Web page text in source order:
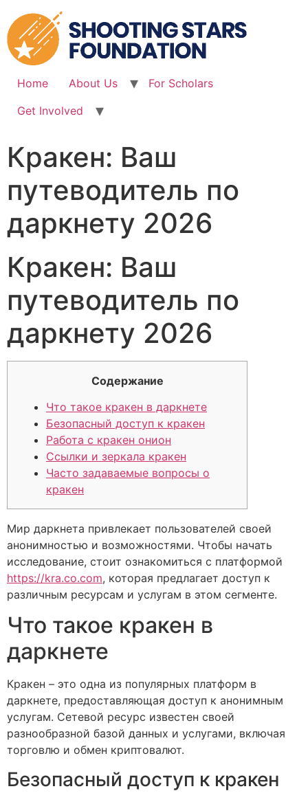
to
content
Home About Us
For Scholars
Get Involved
Кракен: Ваш
путеводитель по
даркнету 2026
Кракен: Ваш
путеводитель по
даркнету 2026
Содержание
Что такое кракен в даркнете
Безопасный доступ к кракен
Работа с кракен онион
Ссылки и зеркала кракен
Часто задаваемые вопросы о
кракен
Мир даркнета привлекает пользователей своей
анонимностью и возможностями. Чтобы начать
исследование, стоит ознакомиться с платформой
https://kra.co.com, которая предлагает доступ к
различным ресурсам и услугам в этом сегменте.
Что такое кракен в
даркнете
Кракен – это одна из популярных платформ в
даркнете, предоставляющая доступ к анонимным
услугам. Сетевой ресурс известен своей
разнообразной базой данных и услугами, включая
торговлю и обмен криптовалют.
Безопасный доступ к кракен